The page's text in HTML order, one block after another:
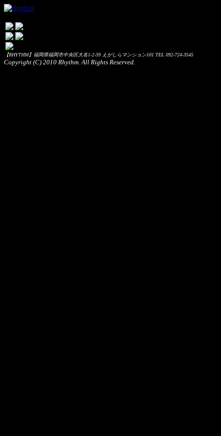
【RHYTHM】福岡県福岡市中央区大名1-2-39 えがしらマンション101 TEL 092-724-3545
Copyright (C) 2010 Rhythm. All Rights Reserved.